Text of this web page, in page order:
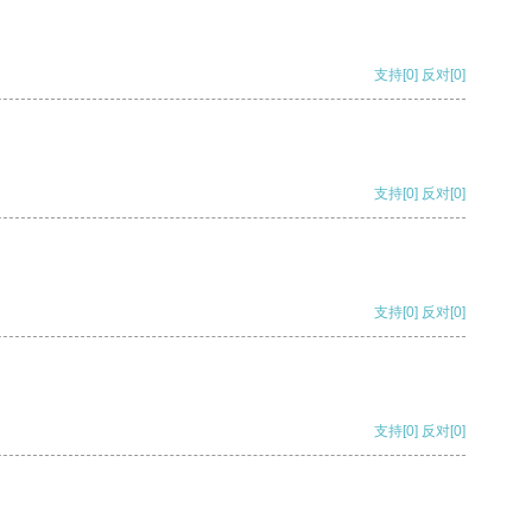
支持[0] 反对[0]
支持[0] 反对[0]
支持[0] 反对[0]
支持[0] 反对[0]